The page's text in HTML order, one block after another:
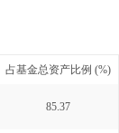
占基金总资产比例 (%)
85.37